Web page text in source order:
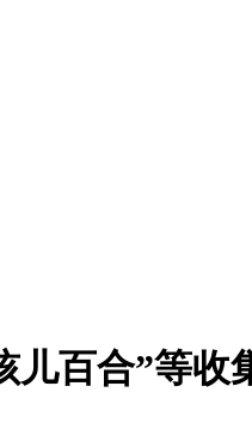
儿百合”等收